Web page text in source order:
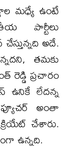
మధ్యే ఉంటే
పార్టీలు
అదే.
తమకు
రెడ్డి ప్రచారం
ఉనికే లేదన్న
ఫ్యూచర్ అంతా
చేశారు.
ఉన్నది.